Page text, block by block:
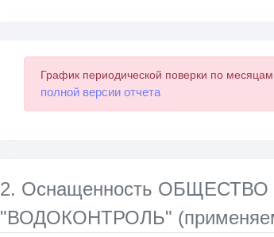
График периодической поверки по
полной версии отчета
2. Оснащенность
"ВОДОКОНТРОЛЬ"